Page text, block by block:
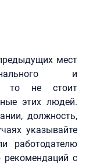
мест
и
то не стоит
этих людей.
должность,
указывайте
работодателю
рекомендаций с